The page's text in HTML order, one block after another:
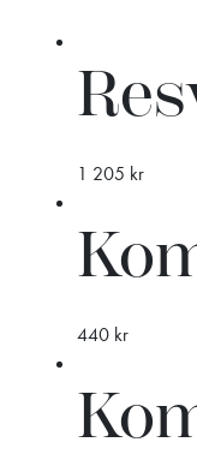
1 205 kr
440 kr